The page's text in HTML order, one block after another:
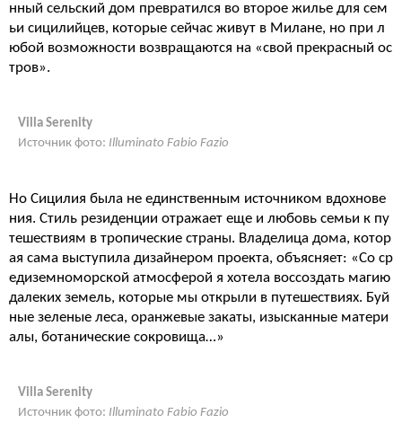
нный сельский дом превратился во второе жилье для сем
ьи сицилийцев, которые сейчас живут в Милане, но при л
юбой возможности возвращаются на «свой прекрасный ос
тров».
Villa Serenity
Источник фото: Illuminato Fabio Fazio
Но Сицилия была не единственным источником вдохнове
ния. Стиль резиденции отражает еще и любовь семьи к пу
тешествиям в тропические страны. Владелица дома, котор
ая сама выступила дизайнером проекта, объясняет: «Со ср
едиземноморской атмосферой я хотела воссоздать магию
далеких земель, которые мы открыли в путешествиях. Буй
ные зеленые леса, оранжевые закаты, изысканные матери
алы, ботанические сокровища…»
Villa Serenity
Источник фото: Illuminato Fabio Fazio